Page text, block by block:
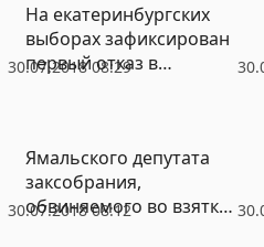
30.07.2018 08:29
На екатеринбургских
выборах зафиксирован
первый отказ в
30.07.2018 08:12
Ямальского депутата
заксобрания,
обвиняемого во взятке,